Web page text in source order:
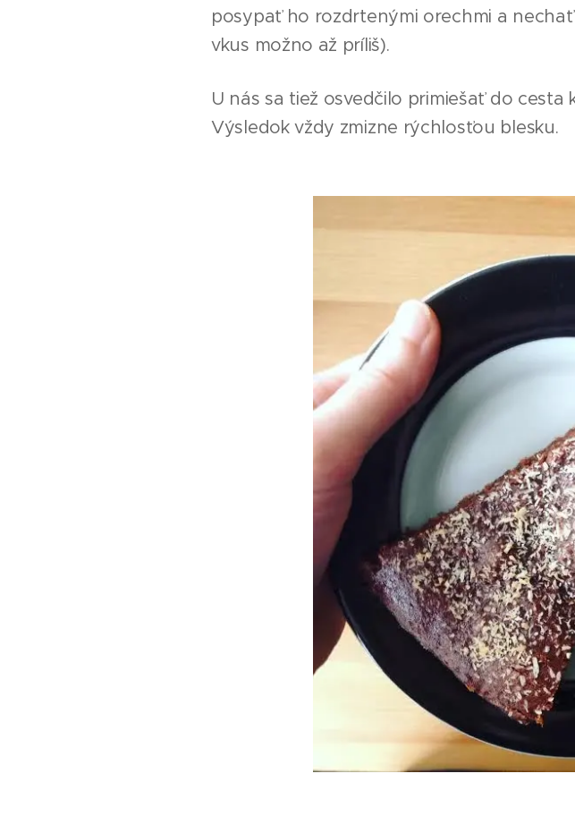
posypať ho rozdrtenými orechmi a
vkus možno až príliš).
U nás sa tiež osvedčilo primiešať do
Výsledok vždy zmizne rýchlosťou blesku.